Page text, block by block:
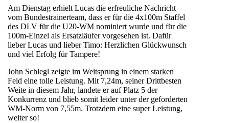
Am Dienstag erhielt Lucas die erfreuliche Nachricht
vom Bundestrainerteam, dass er für die 4x100m Staffel
des DLV für die U20-WM nominiert wurde und für die
100m-Einzel als Ersatzläufer vorgesehen ist. Dafür
lieber Lucas und lieber Timo: Herzlichen Glückwunsch
und viel Erfolg für Tampere!
John Schlegl zeigte im Weitsprung in einem starken
Feld eine tolle Leistung. Mit 7,24m, seiner Drittbesten
Weite in diesem Jahr, landete er auf Platz 5 der
Konkurrenz und blieb somit leider unter der geforderten
WM-Norm von 7,55m. Trotzdem eine super Leistung,
weiter so!